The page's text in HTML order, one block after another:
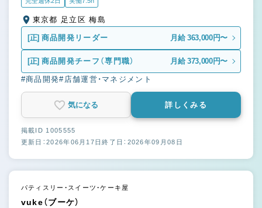
東京都 足立区 梅島
[正] 商品開発リーダー 月給 363,000円〜
[正] 商品開発チーフ（専門職） 月給 373,000円〜
#商品開発#店舗運営・マネジメント
気になる 詳しくみる
掲載ID 1005555
更新日：2026年06月17日終了日：2026年09月08日
パティスリー・スイーツ・ケーキ屋
vuke（ブーケ）